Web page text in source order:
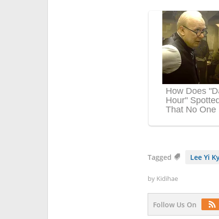
Tagged Lee Yi
by Kidihae
Follow Us On